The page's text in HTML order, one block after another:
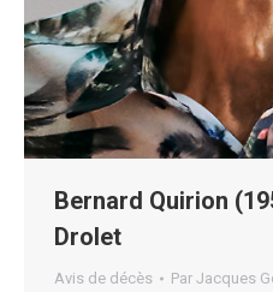
Bernard Quirion
Drolet
Avis de décès Par Jacques